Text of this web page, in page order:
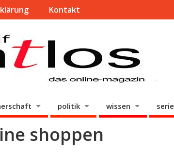
Kontakt
politik wissen
shoppen